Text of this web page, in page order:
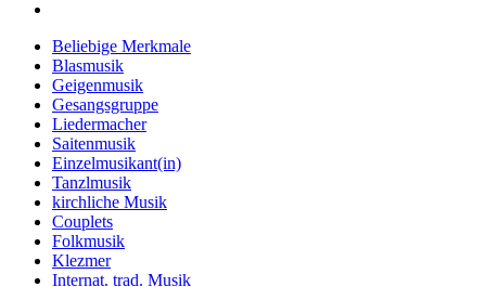
Beliebige Merkmale
Blasmusik
Geigenmusik
Gesangsgruppe
Liedermacher
Saitenmusik
Einzelmusikant(in)
Tanzlmusik
kirchliche Musik
Couplets
Folkmusik
Klezmer
Internat. trad. Musik